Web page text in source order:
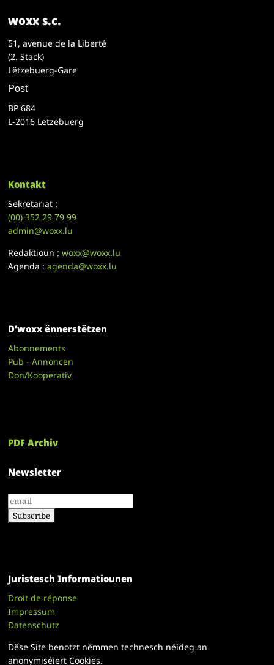
woxx s.c.
51, avenue de la Liberté
(2. Stack)
Lëtzebuerg-Gare
Post
BP 684
L-2016 Lëtzebuerg
Kontakt
Sekretariat :
(00)352 29 79 99
admin@woxx.lu
Redaktioun :woxx@woxx.lu
Agenda :agenda@woxx.lu
D’woxx ënnerstëtzen
Abonnements
Pub - Annoncen
Don/Kooperativ
PDF Archiv
Newsletter
Juristesch Informatiounen
Droit de réponse
Impressum
Datenschutz
Dëse Site benotzt nëmmen technesch néideg an
anonymiséiert Cookies.